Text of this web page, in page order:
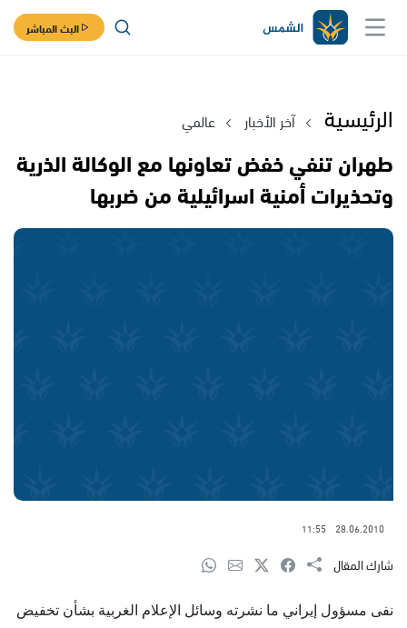
البث المباشر
الرئيسية آخر الأخبار عالمي
طهران تنفي خفض تعاونها مع الوكالة الذرية
وتحذيرات أمنية اسرائيلية من ضربها
28.06.2010
11:55
شارك المقال
نفى مسؤول إيراني ما نشرته وسائل الإعلام الغربية بشأن تخفيض